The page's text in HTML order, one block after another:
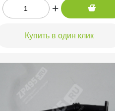
+
Купить в один клик